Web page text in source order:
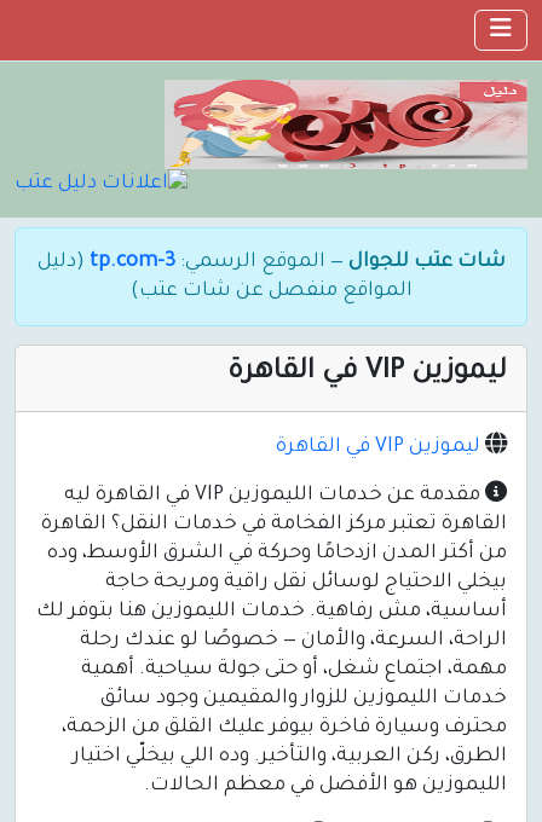
شات عتب للجوال — الموقع الرسمي:3-tp.com
(دليل
المواقع منفصل عن شات عتب)
ليموزين VIP في القاهرة
ليموزين VIP في القاهرة
مقدمة عن خدمات الليموزين VIP في القاهرة ليه
القاهرة تعتبر مركز الفخامة في خدمات النقل؟ القاهرة
من أكتر المدن ازدحامًا وحركة في الشرق الأوسط، وده
بيخلي الاحتياج لوسائل نقل راقية ومريحة حاجة
أساسية، مش رفاهية. خدمات الليموزين هنا بتوفر لك
الراحة، السرعة، والأمان — خصوصًا لو عندك رحلة
مهمة، اجتماع شغل، أو حتى جولة سياحية. أهمية
خدمات الليموزين للزوار والمقيمين وجود سائق
محترف وسيارة فاخرة بيوفر عليك القلق من الزحمة،
الطرق، ركن العربية، والتأخير. وده اللي بيخلّي اختيار
الليموزين هو الأفضل في معظم الحالات.